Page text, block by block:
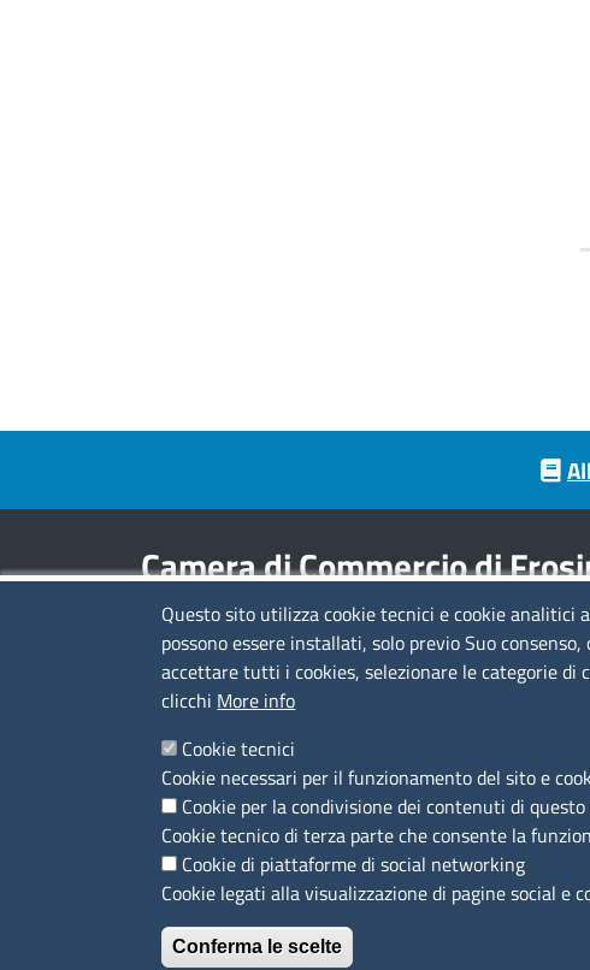
Camera di Commercio di
Contatti
Sede Legale di Latina: Viale Umberto I, 80 -
04100 (LT)
tel. 0773/6721
Sede di Frosinone: Via Alcide De Gasperi, 1 -
03100 (FR)
tel. 0775/2751
Peccciaa@pec.frlt.camcom.it
Ufficio relazioni con il pubblico
Questo sito utilizza cookie tecnici e cookie
possono essere installati, solo previo Suo
accettare tutti i cookies, selezionare le categorie di
clicchi More info
Cookie tecnici
Cookie necessari per il funzionamento del sito e
Cookie per la condivisione dei contenuti di
Cookie tecnico di terza parte che consente la
Cookie di piattaforme di social networking
Cookie legati alla visualizzazione di pagine social
Conferma le scelte